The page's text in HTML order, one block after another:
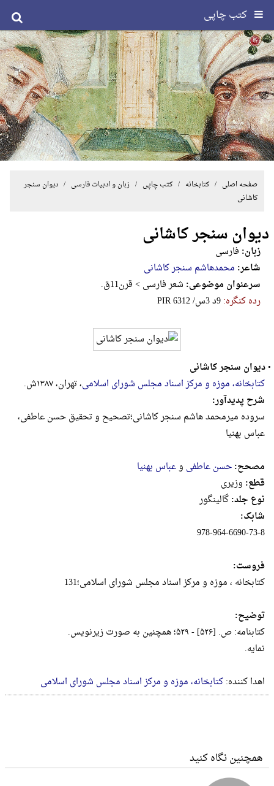
کتب چاپی
صفحه اصلی / کتابخانه /کتب چاپی /زبان و ادبیات فارسی / دیوان سنجر
کاشانی
دیوان سنجر کاشانی
زبان: فارسی
شاعر: محمدهاشم سنجر کاشانی
سرعنوان موضوعی: شعر فارسی > قرن11ق.
رده کنگره:‎P‎I‎R‎ ‎6‎3‎1‎2‎ ‎/‎س‎3‎ ‎د‎9‎
•دیوان سنجر کاشانی
کتابخانه، موزه و مرکز اسناد مجلس شورای اسلامی، تهران، ۱۳۸۷ش.
شرح پدیدآور:
سروده میرمحمد هاشم سنجر کاشانی؛تصحیح و تحقیق حسن عاطفی،
عباس بهنیا
مصحح:حسن عاطفی وعباس بهنیا
قطع: وزيرى
نوع جلد:گالینگور
شابک:
978-964-6690-73-8
فروست:
کتابخانه ، موزه و مرکز اسناد مجلس شورای اسلامی؛131
توضیح:
کتابنامه: ص. [۵۲۶] - ۵۲۹؛ همچنین به صورت زیرنویس.
نمایه.
اهدا کننده:کتابخانه، موزه و مرکز اسناد مجلس شورای اسلامی
همچنین نگاه کنید